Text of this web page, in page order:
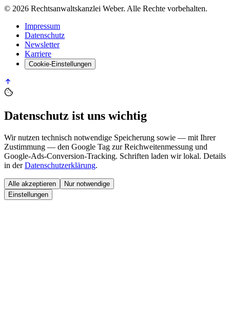
© 2026 Rechtsanwaltskanzlei Weber. Alle Rechte vorbehalten.
Impressum
Datenschutz
Newsletter
Karriere
Cookie-Einstellungen
Datenschutz ist uns wichtig
Wir nutzen technisch notwendige Speicherung sowie — mit Ihrer
Zustimmung — den Google Tag zur Reichweitenmessung und
Google-Ads-Conversion-Tracking. Schriften laden wir lokal. Details
in der Datenschutzerklärung.
Alle akzeptieren
Nur notwendige
Einstellungen